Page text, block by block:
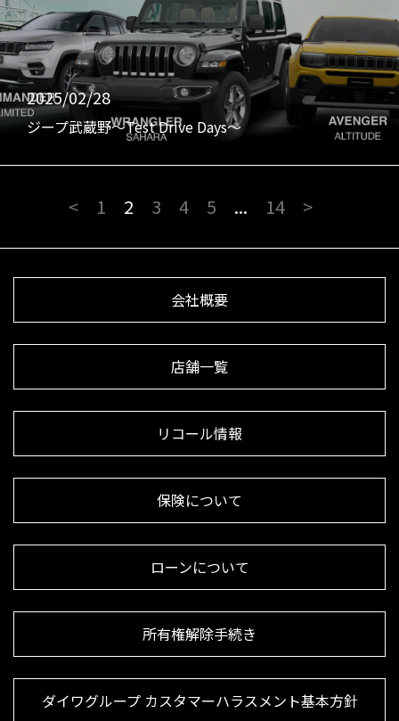
2025/02/28
ジープ武蔵野〜Test Drive Days〜
< 1 2 3 4 5 ... 14 >
会社概要
店舗一覧
リコール情報
保険について
ローンについて
所有権解除手続き
ダイワグループ カスタマーハラスメント基本方針